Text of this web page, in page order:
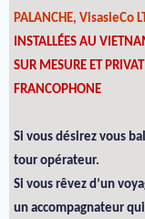
PALANCHE, VisasieCo
INSTALLÉES AU
SUR MESURE ET
FRANCOPHONE
Si vous désirez vous
tour opérateur.
Si vous rêvez d’un
un accompagnateur